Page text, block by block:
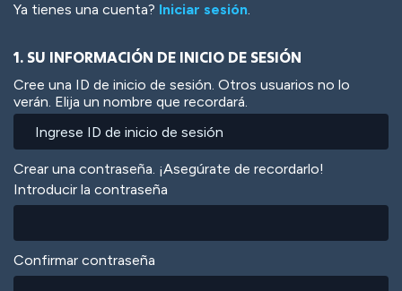
Ya tienes una cuenta? Iniciar sesión.
1. SU INFORMACIÓN DE INICIO DE SESIÓN
Cree una ID de inicio de sesión. Otros usuarios no lo
verán. Elija un nombre que recordará.
Crear una contraseña. ¡Asegúrate de recordarlo!
Introducir la contraseña
Confirmar contraseña